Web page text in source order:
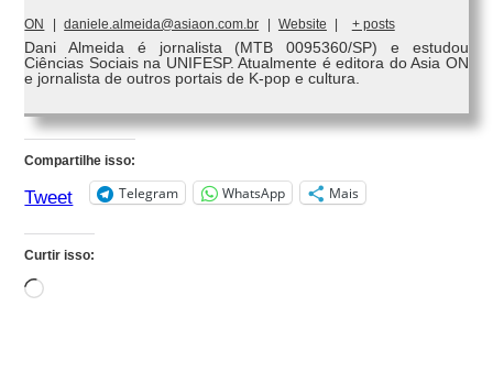
ON daniele.almeida@asiaon.com.br Website + posts
Dani Almeida é jornalista (MTB 0095360/SP) e estudou
Ciências Sociais na UNIFESP. Atualmente é editora do Asia ON
e jornalista de outros portais de K-pop e cultura.
Compartilhe isso:
Tweet Telegram WhatsApp Mais
Curtir isso:
Carregando...